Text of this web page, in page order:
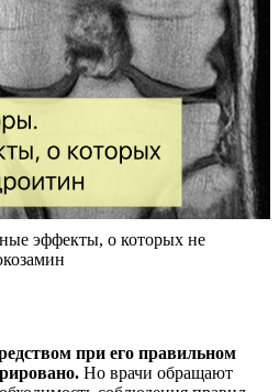
эффекты, о которых не
при его правильном
Но врачи обращают